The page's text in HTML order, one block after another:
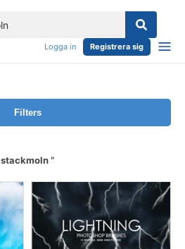
Logga in Registrera sig
Filters
stackmoln